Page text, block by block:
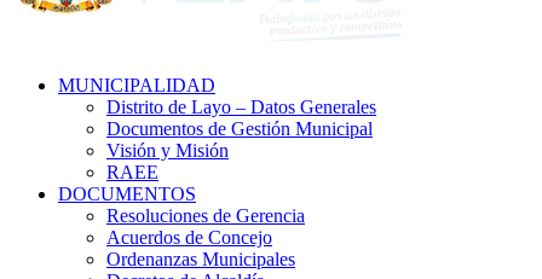
MUNICIPALIDAD
Distrito de Layo – Datos Generales
Documentos de Gestión Municipal
Visión y Misión
RAEE
DOCUMENTOS
Resoluciones de Gerencia
Acuerdos de Concejo
Ordenanzas Municipales